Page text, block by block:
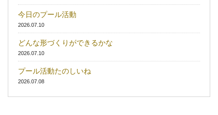
今日のプール活動
2026.07.10
どんな形づくりができるかな
2026.07.10
プール活動たのしいね
2026.07.08